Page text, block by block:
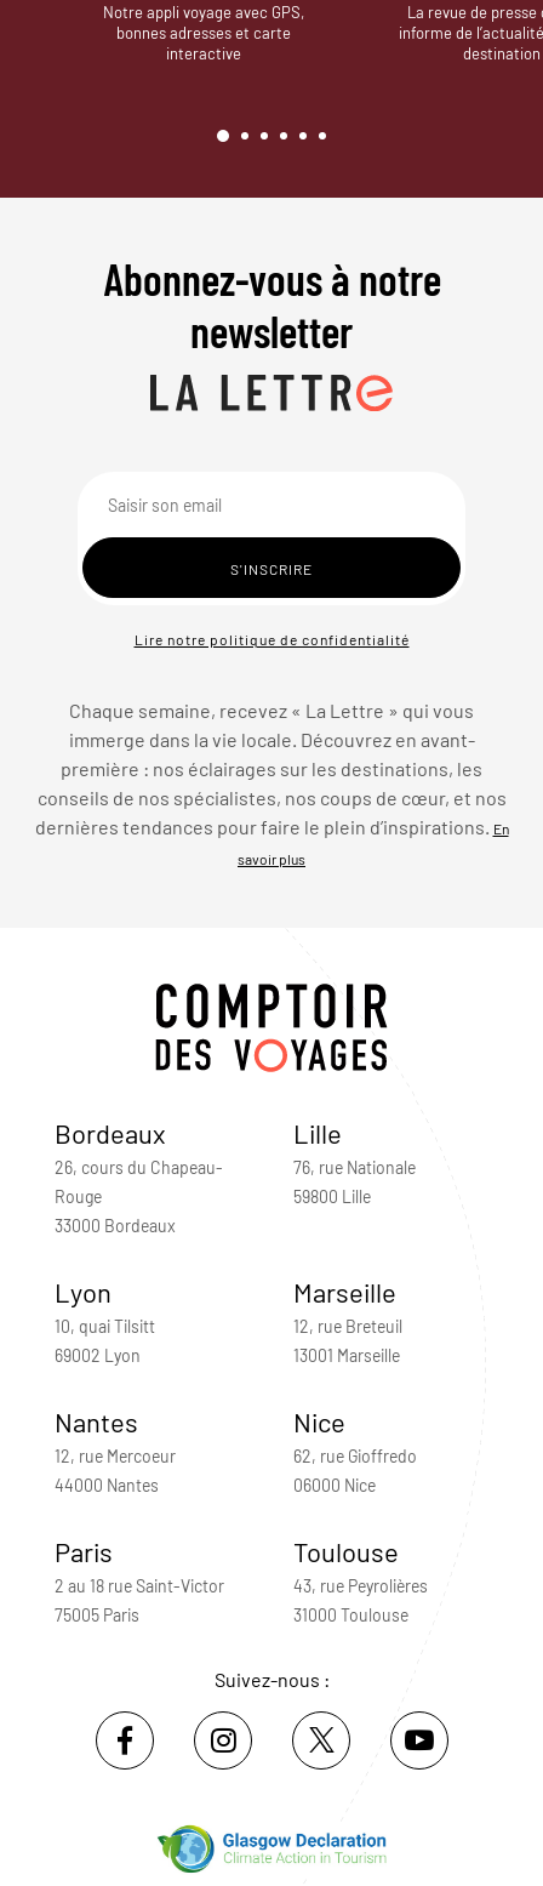
Notre appli voyage avec GPS,
bonnes adresses et carte
interactive
La revue de presse
informe de
destination
Abonnez-vous à notre
newsletter
Lire notre politique de confidentialité
Chaque semaine, recevez « La Lettre » qui vous
immerge dans la vie locale. Découvrez en avant-
première : nos éclairages sur les destinations, les
conseils de nos spécialistes, nos coups de cœur, et nos
dernières tendances pour faire le plein d’inspirations. En
savoir plus
Bordeaux
26, cours du Chapeau-
Rouge
33000 Bordeaux
Lille
76, rue Nationale
59800 Lille
Lyon
10, quai Tilsitt
69002 Lyon
Marseille
12, rue Breteuil
13001 Marseille
Nantes
12, rue Mercoeur
44000 Nantes
Nice
62, rue Gioffredo
06000 Nice
Paris
2 au 18 rue Saint-Victor
75005 Paris
Toulouse
43, rue Peyrolières
31000 Toulouse
Suivez-nous :